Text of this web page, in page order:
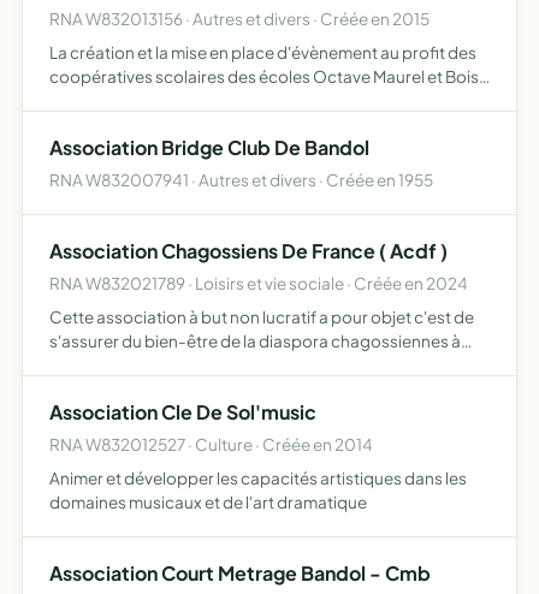
RNA W832013156 · Autres et divers · Créée en 2015
La création et la mise en place d'évènement au profit des
coopératives scolaires des écoles Octave Maurel et Bois
Association Bridge Club De Bandol
RNA W832007941 · Autres et divers · Créée en 1955
Association Chagossiens De France ( Acdf )
RNA W832021789 · Loisirs et vie sociale · Créée en 2024
Cette association à but non lucratif a pour objet c'est de
s'assurer du bien-être de la diaspora chagossiennes à
Association Cle De Sol'music
RNA W832012527 · Culture · Créée en 2014
Animer et développer les capacités artistiques dans les
domaines musicaux et de l'art dramatique
Association Court Metrage Bandol - Cmb